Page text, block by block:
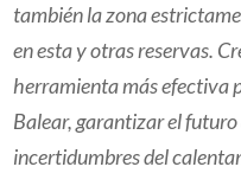
también la zona
en esta y otras reservas.
herramienta más efectiva
Balear, garantizar el
incertidumbres del